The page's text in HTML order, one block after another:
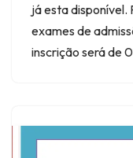
já esta disponível.
exames de
inscrição será de